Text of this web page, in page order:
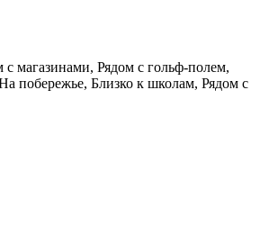
с магазинами, Рядом с гольф-полем,
побережье, Близко к школам, Рядом с